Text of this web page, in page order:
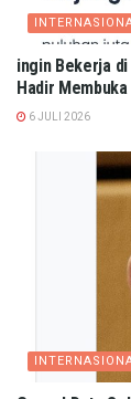
ingin Bekerja
Hadir
6 JULI 2026